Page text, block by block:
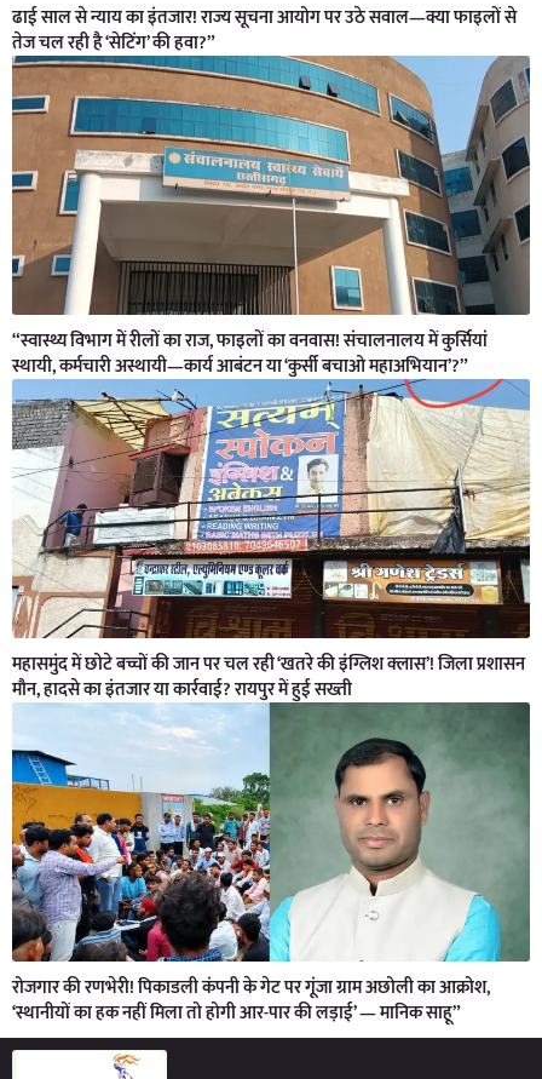
ढाई साल से न्याय का इंतजार! राज्य सूचना आयोग पर उठे सवाल—क्या फाइलों से
तेज चल रही है ‘सेटिंग’ की हवा?”
“स्वास्थ्य विभाग में रीलों का राज, फाइलों का वनवास! संचालनालय में कुर्सियां
स्थायी, कर्मचारी अस्थायी—कार्य आबंटन या ‘कुर्सी बचाओ महाअभियान’?”
महासमुंद में छोटे बच्चों की जान पर चल रही ‘खतरे की इंग्लिश क्लास’! जिला प्रशासन
मौन, हादसे का इंतजार या कार्रवाई? रायपुर में हुई सख्ती
रोजगार की रणभेरी! पिकाडली कंपनी के गेट पर गूंजा ग्राम अछोली का आक्रोश,
‘स्थानीयों का हक नहीं मिला तो होगी आर-पार की लड़ाई’ — मानिक साहू”